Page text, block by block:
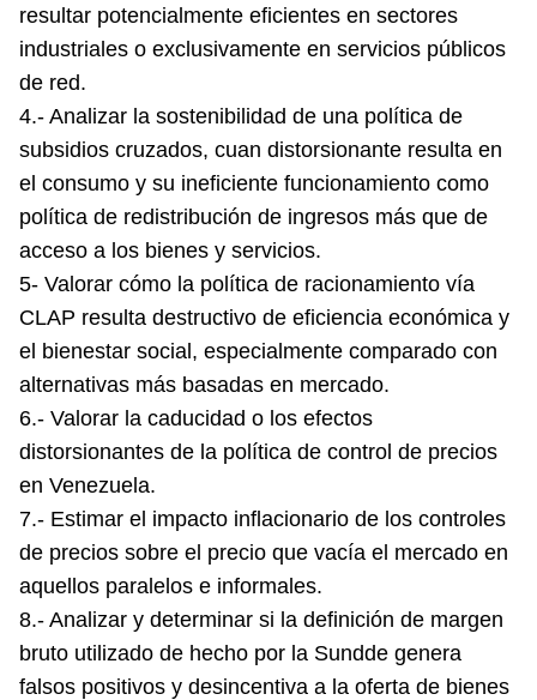
resultar potencialmente eficientes en sectores
industriales o exclusivamente en servicios públicos
de red.
4.- Analizar la sostenibilidad de una política de
subsidios cruzados, cuan distorsionante resulta en
el consumo y su ineficiente funcionamiento como
política de redistribución de ingresos más que de
acceso a los bienes y servicios.
5- Valorar cómo la política de racionamiento vía
CLAP resulta destructivo de eficiencia económica y
el bienestar social, especialmente comparado con
alternativas más basadas en mercado.
6.- Valorar la caducidad o los efectos
distorsionantes de la política de control de precios
en Venezuela.
7.- Estimar el impacto inflacionario de los controles
de precios sobre el precio que vacía el mercado en
aquellos paralelos e informales.
8.- Analizar y determinar si la definición de margen
bruto utilizado de hecho por la Sundde genera
falsos positivos y desincentiva a la oferta de bienes